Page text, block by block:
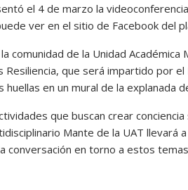
el 4 de marzo la
ver en el sitio de Facebook del
comunidad de la Unidad
Resiliencia, que será impartido por
huellas en un mural de la explanada
que buscan crear
Mante de la UAT llevará
conversación en torno a estos